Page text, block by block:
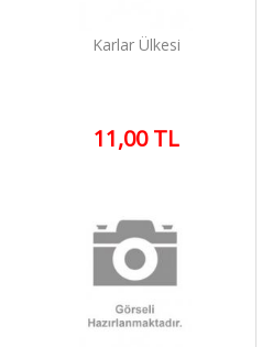
Karlar Ülkesi
11,00 TL